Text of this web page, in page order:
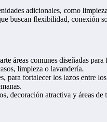
adicionales, como
buscan flexibilidad, conexión
áreas comunes diseñadas
limpieza o lavandería.
para fortalecer los lazos entre
decoración atractiva y áreas de